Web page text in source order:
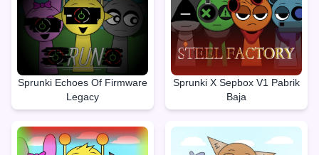
Sprunki Echoes Of Firmware
Legacy
Sprunki X Sepbox V1 Pabrik
Baja